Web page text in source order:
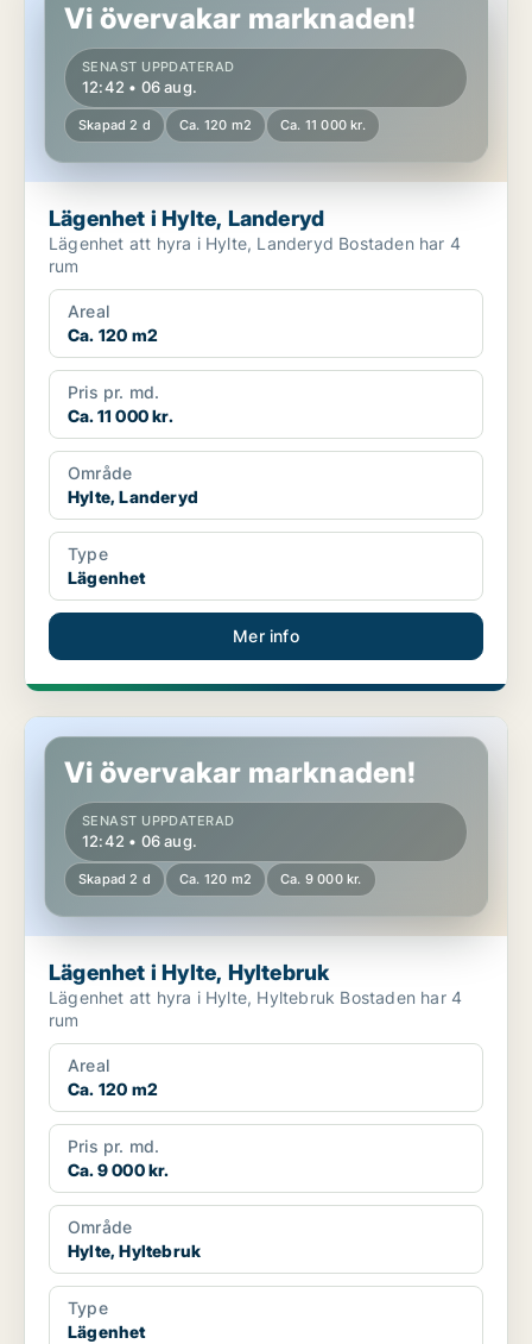
Vi övervakar marknaden!
SENAST UPPDATERAD
12:42 • 06 aug.
Skapad 2 d Ca. 120 m2 Ca. 11 000 kr.
Lägenhet i Hylte, Landeryd
Lägenhet att hyra i Hylte, Landeryd Bostaden har 4
rum
Areal
Ca. 120 m2
Pris pr. md.
Ca. 11 000 kr.
Område
Hylte, Landeryd
Type
Lägenhet
Mer info
Lägenhet i Hylte, Hyltebruk
Vi övervakar marknaden!
SENAST UPPDATERAD
12:42 • 06 aug.
Skapad 2 d Ca. 120 m2 Ca. 9 000 kr.
Lägenhet i Hylte, Hyltebruk
Lägenhet att hyra i Hylte, Hyltebruk Bostaden har 4
rum
Areal
Ca. 120 m2
Pris pr. md.
Ca. 9 000 kr.
Område
Hylte, Hyltebruk
Type
Lägenhet